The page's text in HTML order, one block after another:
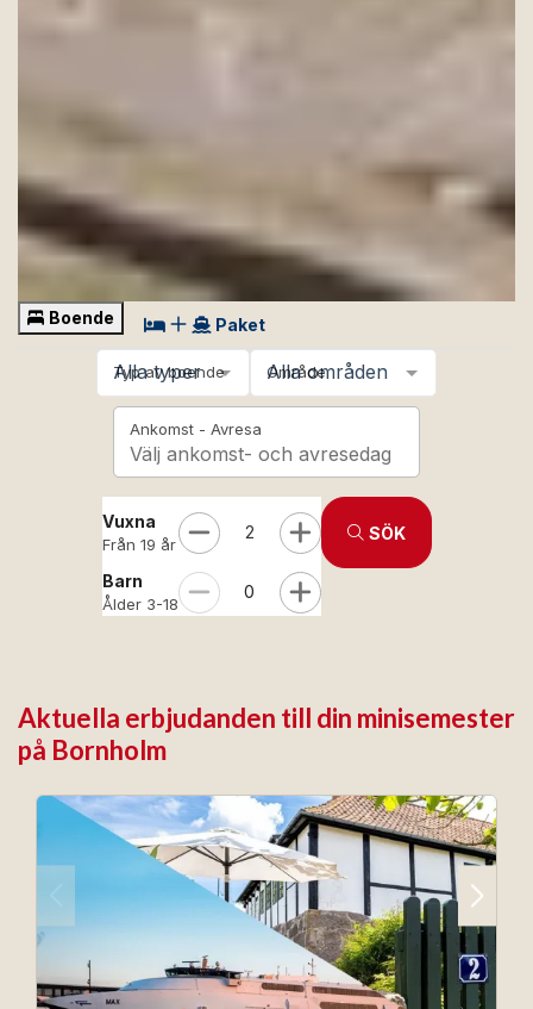
Boende Paket
Typ av boende
Alla typer Område
Alla områden
Ankomst - Avresa
Välj ankomst- och avresedag
Vuxna
Från 19 år
2
Barn
Ålder 3-18
0
SÖK
Aktuella erbjudanden till din minisemester
på Bornholm